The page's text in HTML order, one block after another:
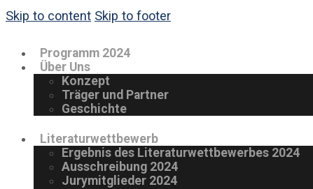
Skip to content Skip to footer
Programm 2024
Über Uns
Konzept
Träger und Partner
Geschichte
Literaturwettbewerb
Ergebnis des Literaturwettbewerbes 2024
Ausschreibung 2024
Jurymitglieder 2024